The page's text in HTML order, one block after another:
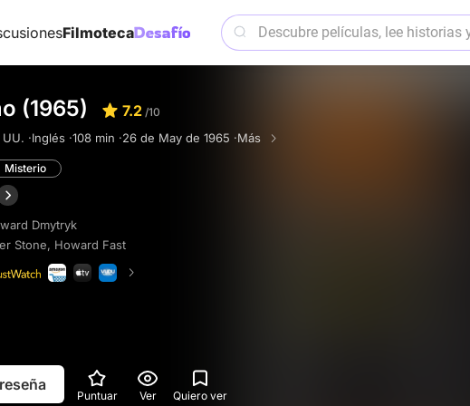
Filmoteca
(1965) 7.2 /10
UU. ·Inglés ·108 min ·26 de May de 1965 ·Más
Misterio
Dmytryk
Stone, Howard Fast
Puntuar Ver Quiero ver